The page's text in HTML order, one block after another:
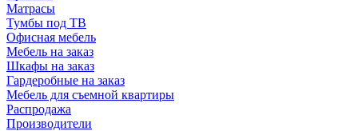
Матрасы
Тумбы под ТВ
Офисная мебель
Мебель на заказ
Шкафы на заказ
Гардеробные на заказ
Мебель для съемной квартиры
Распродажа
Производители